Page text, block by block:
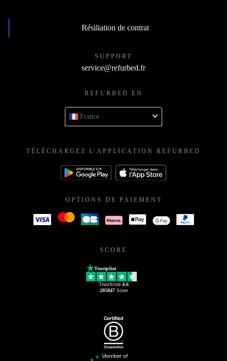
Résiliation de contrat
SUPPORT
service@refurbed.fr
REFURBED EN
France
TÉLÉCHARGEZ L'APPLICATION REFURBED
OPTIONS DE PAIEMENT
SCORE
Trustpilot
TrustScore 4.6
205847Score